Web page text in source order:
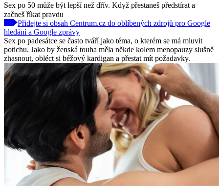
Sex po 50 může být lepší než dřív. Když přestaneš předstírat a
začneš říkat pravdu
Přidejte si obsah Centrum.cz do oblíbených zdrojů pro Google
hledání a Google zprávy
Sex po padesátce se často tváří jako téma, o kterém se má mluvit
potichu. Jako by ženská touha měla někde kolem menopauzy slušně
zhasnout, obléct si béžový kardigan a přestat mít požadavky.